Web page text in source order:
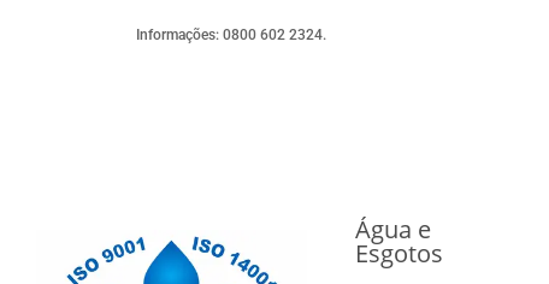
Informações: 0800 602 2324.
Água e
Esgotos